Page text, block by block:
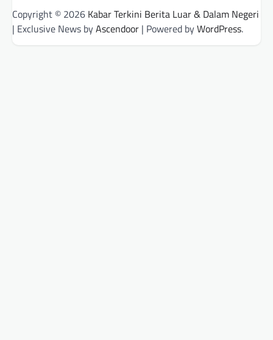
Copyright © 2026 Kabar Terkini Berita Luar & Dalam Negeri
| Exclusive News byAscendoor | Powered byWordPress.